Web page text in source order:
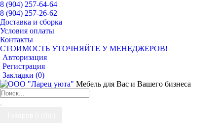
8 (904) 257-64-64
8 (904) 257-26-62
Доставка и сборка
Условия оплаты
Контакты
СТОИМОСТЬ УТОЧНЯЙТЕ У МЕНЕДЖЕРОВ!
Авторизация
Регистрация
Закладки (0)
Мебель для Вас и Вашего бизнеса